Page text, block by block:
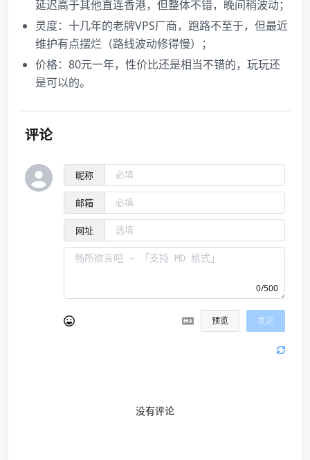
延迟高于其他直连香港，但整体不错，晚间稍波动；
灵度：十几年的老牌VPS厂商，跑路不至于，但最近
维护有点摆烂（路线波动修得慢）；
价格：80元一年，性价比还是相当不错的，玩玩还
是可以的。
评论
昵称
邮箱
网址
0/500
预览 发送
没有评论